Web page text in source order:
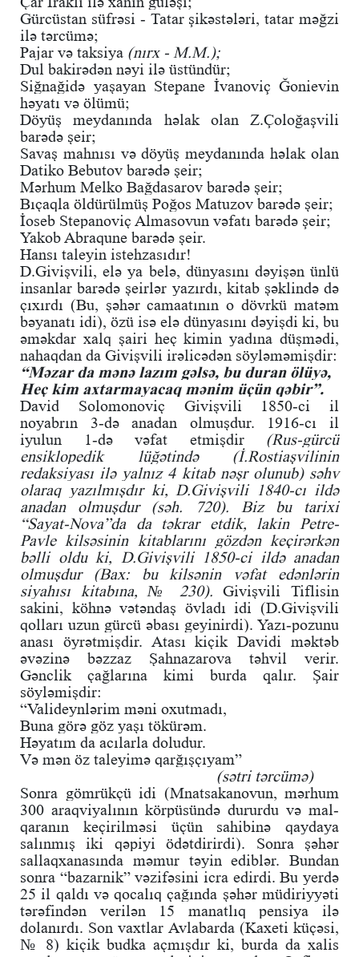
Gürcüstan süfrəsi - Tatar şikəstələri, tatar məğzi
ilə tərcümə;
Pajar və taksiya (nırx - M.M.);
Dul bakirədən nəyi ilə üstündür;
Siğnağidə yaşayan Stepane İvanoviç Ğonievin
həyatı və ölümü;
Döyüş meydanında həlak olan Z.Çoloğaşvili
barədə şeir;
Savaş mahnısı və döyüş meydanında həlak olan
Datiko Bebutov barədə şeir;
Mərhum Melko Bağdasarov barədə şeir;
Bıçaqla öldürülmüş Poğos Matuzov barədə şeir;
İoseb Stepanoviç Almasovun vəfatı barədə şeir;
Yakob Abraqune barədə şeir.
Hansı taleyin istehzasıdır!
D.Givişvili, elə ya belə, dünyasını dəyişən ünlü
insanlar barədə şeirlər yazırdı, kitab şəklində də
çıxırdı (Bu, şəhər camaatının o dövrkü matəm
bəyanatı idi), özü isə elə dünyasını dəyişdi ki, bu
əməkdar xalq şairi heç kimin yadına düşmədi,
nahaqdan da Givişvili irəlicədən söyləməmişdir:
“Məzar da mənə lazım gəlsə, bu duran ölüyə,
Heç kim axtarmayacaq mənim üçün qəbir”.
David Solomonoviç Givişvili 1850-ci il
noyabrın 3-də anadan olmuşdur. 1916-cı il
iyulun 1-də vəfat etmişdir (Rus-gürcü
ensiklopedik lüğətində (İ.Rostiaşvilinin
redaksiyası ilə yalnız 4 kitab nəşr olunub) səhv
olaraq yazılmışdır ki, D.Givişvili 1840-cı ildə
anadan olmuşdur (səh. 720). Biz bu tarixi
“Sayat-Nova”da da təkrar etdik, lakin Petre-
Pavle kilsəsinin kitablarını gözdən keçirərkən
bəlli oldu ki, D.Givişvili 1850-ci ildə anadan
olmuşdur (Bax: bu kilsənin vəfat edənlərin
siyahısı kitabına, № 230). Givişvili Tiflisin
sakini, köhnə vətəndaş övladı idi (D.Givişvili
qolları uzun gürcü əbası geyinirdi). Yazı-pozunu
anası öyrətmişdir. Atası kiçik Davidi məktəb
əvəzinə bəzzaz Şahnazarova təhvil verir.
Gənclik çağlarına kimi burda qalır. Şair
söyləmişdir:
“Valideynlərim məni oxutmadı,
Buna görə göz yaşı tökürəm.
Həyatım da acılarla doludur.
Və mən öz taleyimə qarğışçıyam”
(sətri tərcümə)
Sonra gömrükçü idi (Mnatsakanovun, mərhum
300 araqviyalının körpüsündə dururdu və mal-
qaranın keçirilməsi üçün sahibinə qaydaya
salınmış iki qəpiyi ödətdirirdi). Sonra şəhər
sallaqxanasında məmur təyin ediblər. Bundan
sonra “bazarnik” vəzifəsini icra edirdi. Bu yerdə
25 il qaldı və qocalıq çağında şəhər müdiriyyəti
tərəfindən verilən 15 manatlıq pensiya ilə
dolanırdı. Son vaxtlar Avlabarda (Kaxeti küçəsi,
№ 8) kiçik budka açmışdır ki, burda da xalis